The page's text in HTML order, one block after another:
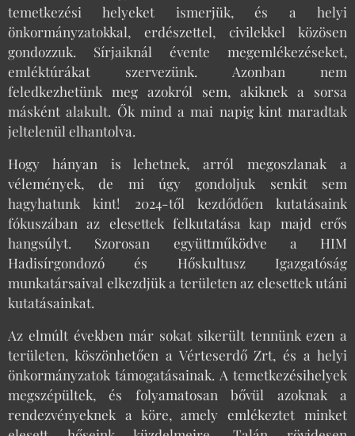
temetkezési helyeket ismerjük, és a helyi
önkormányzatokkal, erdészettel, civilekkel közösen
gondozzuk. Sírjaiknál évente megemlékezéseket,
emléktúrákat szervezünk. Azonban nem
feledkezhetünk meg azokról sem, akiknek a sorsa
másként alakult. Ők mind a mai napig kint maradtak
jeltelenül elhantolva.
Hogy hányan is lehetnek, arról megoszlanak a
vélemények, de mi úgy gondoljuk senkit sem
hagyhatunk kint! 2024-től kezdődően kutatásaink
fókuszában az elesettek felkutatása kap majd erős
hangsúlyt. Szorosan együttműködve a HIM
Hadisírgondozó és Hőskultusz Igazgatóság
munkatársaival elkezdjük a területen az elesettek utáni
kutatásainkat.
Az elmúlt években már sokat sikerült tennünk ezen a
területen, köszönhetően a Vérteserdő Zrt, és a helyi
önkormányzatok támogatásainak. A temetkezésihelyek
megszépültek, és folyamatosan bővül azoknak a
rendezvényeknek a köre, amely emlékeztet minket